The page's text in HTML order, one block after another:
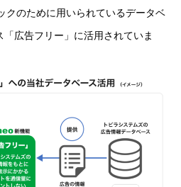
クのために用いられているデータベ
広告フリー」に活用されていま